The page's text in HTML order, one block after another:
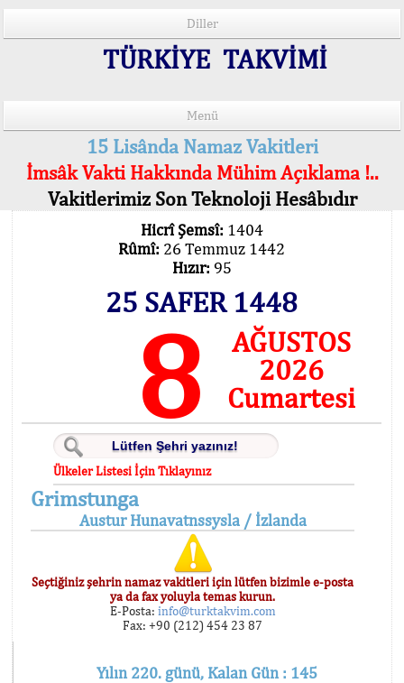
Diller
TÜRKİYE TAKVİMİ
Menü
15 Lisânda Namaz Vakitleri
İmsâk Vakti Hakkında Mühim Açıklama !..
Vakitlerimiz Son Teknoloji Hesâbıdır
Hicrî Şemsî: 1404
Rûmî: 26 Temmuz 1442
Hızır: 95
25 SAFER 1448
8
AĞUSTOS
2026
Cumartesi
Ülkeler Listesi İçin Tıklayınız
Grimstunga
Austur Hunavatnssysla / İzlanda
Seçtiğiniz şehrin namaz vakitleri için lütfen bizimle e-posta
ya da fax yoluyla temas kurun.
E-Posta: info@turktakvim.com
Fax: +90 (212) 454 23 87
Yılın 220. günü, Kalan Gün : 145